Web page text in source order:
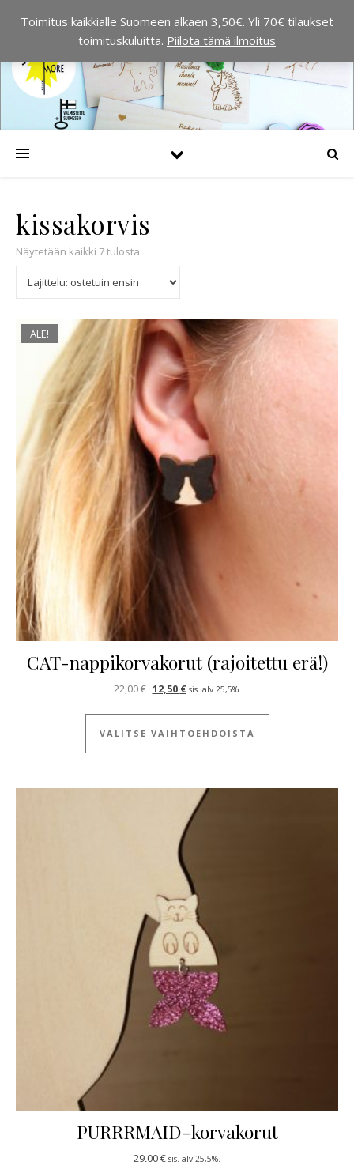
kissakorvis
Näytetään kaikki 7 tulosta
ALE!
CAT-nappikorvakorut (rajoitettu erä!)
22,00€ Alkuperäinen hinta oli: 22,00 €.
12,50 €Nykyinen hinta on: 12,50 €.
sis. alv 25,5%.
VALITSE VAIHTOEHDOISTA
Tällä tuotteella
PURRRMAID-korvakorut
29,00€ sis. alv 25,5%.
Toimitus kaikkialle Suomeen alkaen 3,50€. Yli 70€ tilaukset
toimituskuluitta. Piilota tämä ilmoitus